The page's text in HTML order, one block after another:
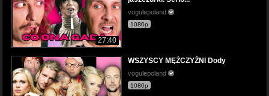
27:40
vogulepoland
1080p
WSZYSCY MĘŻCZYŹNI Dody
vogulepoland
1080p